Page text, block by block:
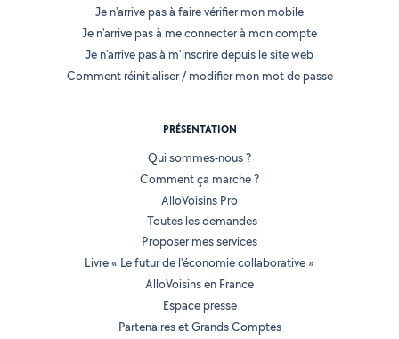
Je n'arrive pas à faire vérifier mon mobile
Je n'arrive pas à me connecter à mon compte
Je n'arrive pas à m'inscrire depuis le site web
Comment réinitialiser / modifier mon mot de passe
PRÉSENTATION
Qui sommes-nous ?
Comment ça marche ?
AlloVoisins Pro
Toutes les demandes
Proposer mes services
Livre « Le futur de l'économie collaborative »
AlloVoisins en France
Espace presse
Partenaires et Grands Comptes